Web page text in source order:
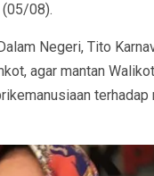
(05/08).
Negeri, Tito
agar mantan